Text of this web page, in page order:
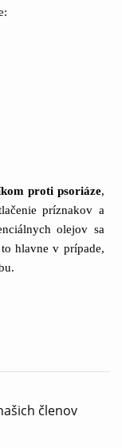
členov
proti psoriáze,
príznakov a
olejov sa
hlavne v prípade,